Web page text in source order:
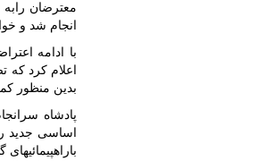
انجام شد و
با ادامه
اعلام کرد که
بدین منظور